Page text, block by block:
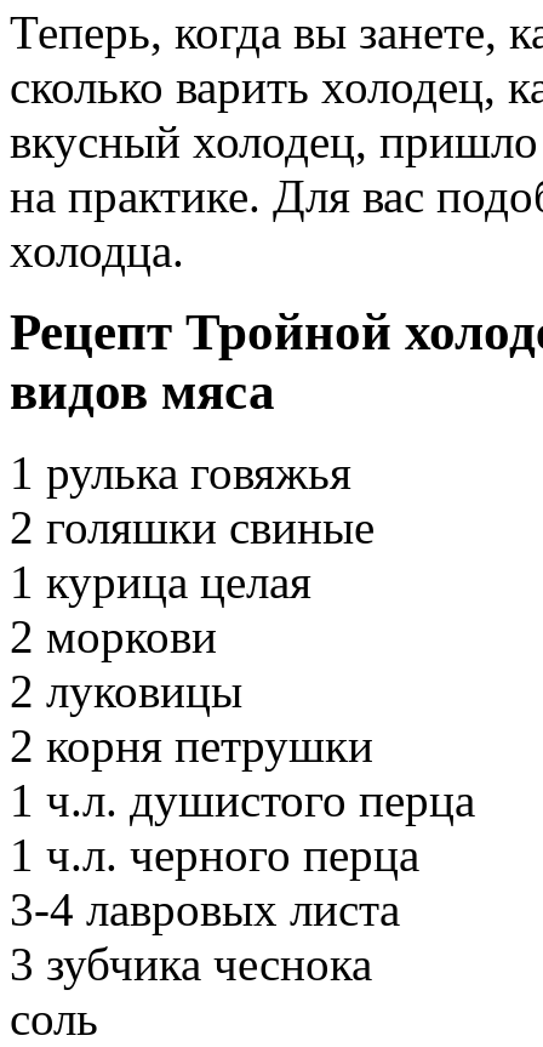
Теперь, когда вы занете,
сколько варить холодец,
вкусный холодец, пришло
на практике. Для вас
холодца.
Рецепт Тройной
видов мяса
1 рулька говяжья
2 голяшки свиные
1 курица целая
2 моркови
2 луковицы
2 корня петрушки
1 ч.л. душистого перца
1 ч.л. черного перца
3-4 лавровых листа
3 зубчика чеснока
соль